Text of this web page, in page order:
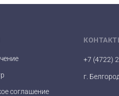
соглашение
+7 (4722)
г.